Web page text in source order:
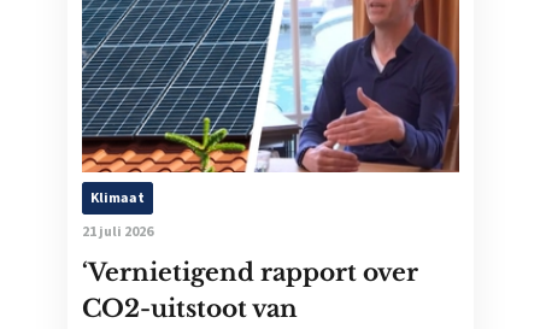
Klimaat
21 juli 2026
‘Vernietigend rapport over
CO2-uitstoot van